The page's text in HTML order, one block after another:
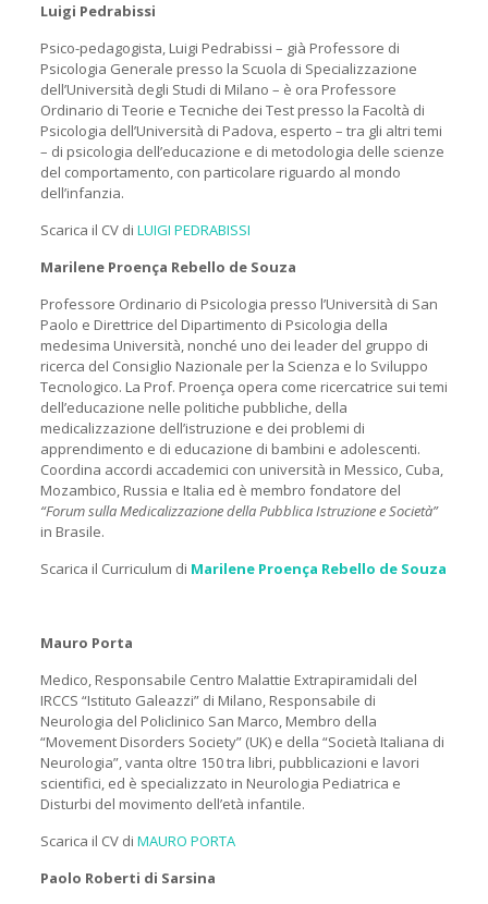
Luigi Pedrabissi
Psico-pedagogista, Luigi Pedrabissi – già Professore di
Psicologia Generale presso la Scuola di Specializzazione
dell’Università degli Studi di Milano – è ora Professore
Ordinario di Teorie e Tecniche dei Test presso la Facoltà di
Psicologia dell’Università di Padova, esperto – tra gli altri temi
– di psicologia dell’educazione e di metodologia delle scienze
del comportamento, con particolare riguardo al mondo
dell’infanzia.
Scarica il CV di LUIGI PEDRABISSI
Marilene Proença Rebello de Souza
Professore Ordinario di Psicologia presso l’Università di San
Paolo e Direttrice del Dipartimento di Psicologia della
medesima Università, nonché uno dei leader del gruppo di
ricerca del Consiglio Nazionale per la Scienza e lo Sviluppo
Tecnologico. La Prof. Proença opera come ricercatrice sui temi
dell’educazione nelle politiche pubbliche, della
medicalizzazione dell’istruzione e dei problemi di
apprendimento e di educazione di bambini e adolescenti.
Coordina accordi accademici con università in Messico, Cuba,
Mozambico, Russia e Italia ed è membro fondatore del
“Forum sulla Medicalizzazione della Pubblica Istruzione e Società”
in Brasile.
Scarica il Curriculum di Marilene Proença Rebello de Souza
Mauro Porta
Medico, Responsabile Centro Malattie Extrapiramidali del
IRCCS “Istituto Galeazzi” di Milano, Responsabile di
Neurologia del Policlinico San Marco, Membro della
“Movement Disorders Society” (UK) e della “Società Italiana di
Neurologia”, vanta oltre 150 tra libri, pubblicazioni e lavori
scientifici, ed è specializzato in Neurologia Pediatrica e
Disturbi del movimento dell’età infantile.
Scarica il CV di MAURO PORTA
Paolo Roberti di Sarsina